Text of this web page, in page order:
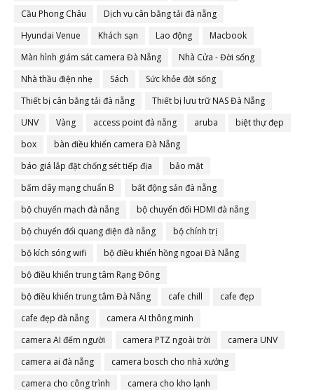
Cầu Phong Châu
Dịch vụ cân bằng tải đà nẵng
Hyundai Venue
Khách sạn Lao động
Macbook
Màn hình giám sát camera Đà Nẵng
Nhà Cửa - Đời sống
Nhà thầu điện nhẹ
Sách
Sức khỏe đời sống
Thiết bị cân bằng tải đà nẵng
Thiết bị lưu trữ NAS Đà Nẵng
UNV
Vàng access point đà nẵng aruba
biệt thự đẹp
box
bàn điều khiển camera Đà Nẵng
báo giá lắp đặt chống sét tiếp địa
bảo mật
bấm dây mạng chuẩn B
bất động sản đà nẵng
bộ chuyển mạch đà nẵng
bộ chuyển đổi HDMI đà nẵng
bộ chuyển đổi quang điện đà nẵng
bộ chính trị
bộ kích sóng wifi
bộ điều khiển hồng ngoại Đà Nẵng
bộ điều khiển trung tâm Rạng Đông
bộ điều khiển trung tâm Đà Nẵng
cafe chill
cafe đẹp
cafe đẹp đà nẵng
camera AI thông minh
camera AI đếm người
camera PTZ ngoài trời
camera UNV
camera ai đà nẵng
camera bosch cho nhà xưởng
camera cho công trình
camera cho kho lạnh